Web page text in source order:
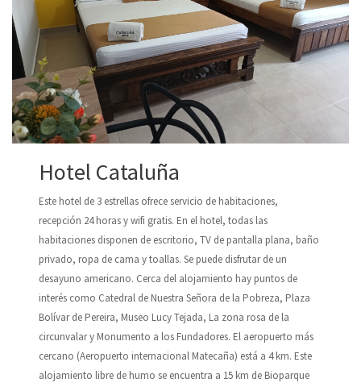
Hotel Cataluña
Este hotel de 3 estrellas ofrece servicio de habitaciones,
recepción 24 horas y wifi gratis. En el hotel, todas las
habitaciones disponen de escritorio, TV de pantalla plana, baño
privado, ropa de cama y toallas. Se puede disfrutar de un
desayuno americano. Cerca del alojamiento hay puntos de
interés como Catedral de Nuestra Señora de la Pobreza, Plaza
Bolívar de Pereira, Museo Lucy Tejada, La zona rosa de la
circunvalar y Monumento a los Fundadores. El aeropuerto más
cercano (Aeropuerto internacional Matecaña) está a 4 km. Este
alojamiento libre de humo se encuentra a 15 km de Bioparque